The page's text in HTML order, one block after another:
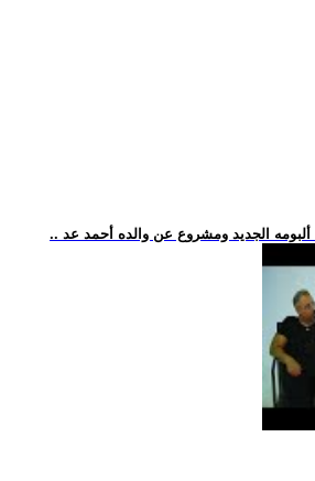
الجديد ومشروع عن والده أحمد عد